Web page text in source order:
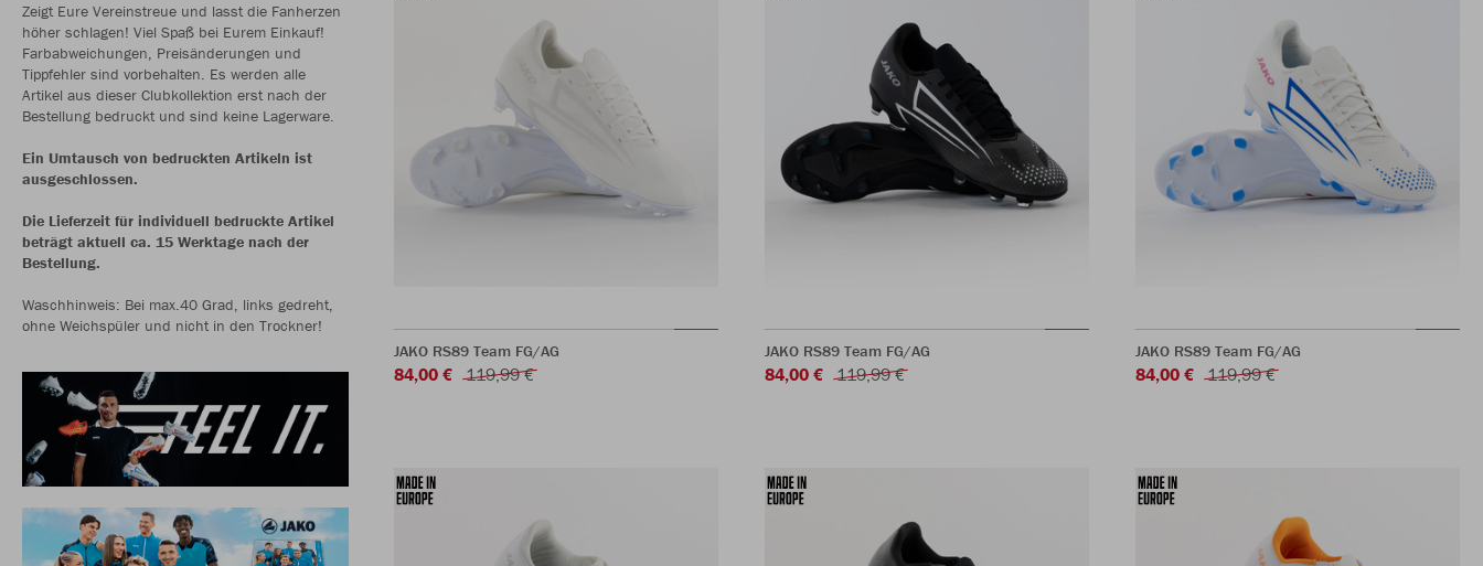
Zeigt Eure Vereinstreue und lasst die Fanherzen
höher schlagen! Viel Spaß bei Eurem Einkauf!
Farbabweichungen, Preisänderungen und
Tippfehler sind vorbehalten. Es werden alle
Artikel aus dieser Clubkollektion erst nach der
Bestellung bedruckt und sind keine Lagerware.
Ein Umtausch von bedruckten Artikeln ist
ausgeschlossen.
Die Lieferzeit für individuell bedruckte Artikel
beträgt aktuell ca. 15 Werktage nach der
Bestellung.
Waschhinweis: Bei max.40 Grad, links gedreht,
ohne Weichspüler und nicht in den Trockner!
JAKO RS89 Team FG/AG
84,00 € 119,99 €
JAKO RS89 Team FG/AG
84,00 € 119,99 €
JAKO RS89 Team FG/AG
84,00 € 119,99 €